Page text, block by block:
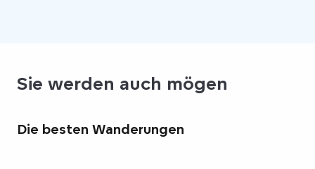
Sie werden auch mögen
Die besten Wanderungen